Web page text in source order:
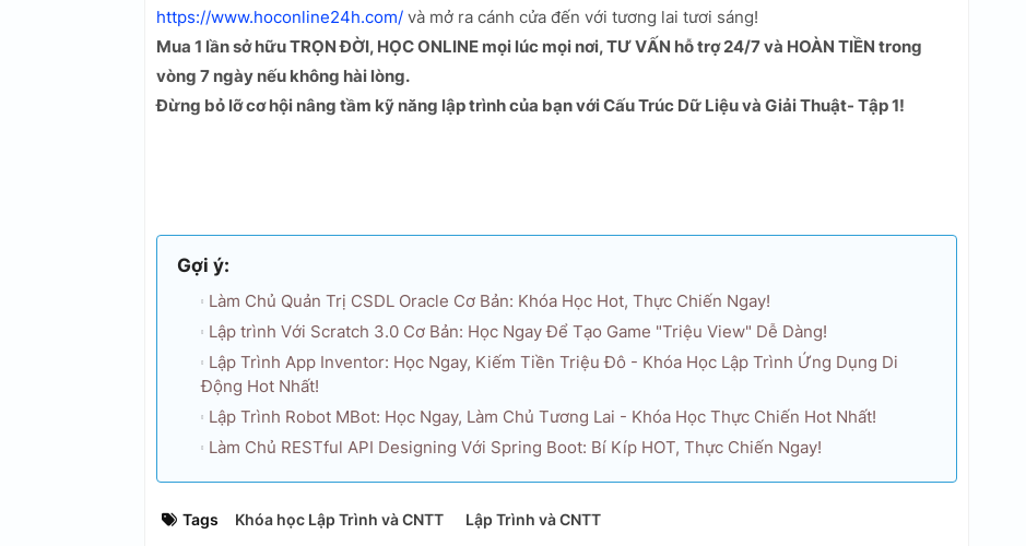
https://www.hoconline24h.com/ và mở ra cánh cửa đến với tương lai tươi sáng!
Mua 1 lần sở hữu TRỌN ĐỜI, HỌC ONLINE mọi lúc mọi nơi, TƯ VẤN hỗ trợ 24/7 và HOÀN TIỀN trong
vòng 7 ngày nếu không hài lòng.
Đừng bỏ lỡ cơ hội nâng tầm kỹ năng lập trình của bạn với Cấu Trúc Dữ Liệu và Giải Thuật- Tập 1!
Gợi ý:
Làm Chủ Quản Trị CSDL Oracle Cơ Bản: Khóa Học Hot, Thực Chiến Ngay!
Lập trình Với Scratch 3.0 Cơ Bản: Học Ngay Để Tạo Game "Triệu View" Dễ Dàng!
Lập Trình App Inventor: Học Ngay, Kiếm Tiền Triệu Đô - Khóa Học Lập Trình Ứng Dụng Di
Động Hot Nhất!
Lập Trình Robot MBot: Học Ngay, Làm Chủ Tương Lai - Khóa Học Thực Chiến Hot Nhất!
Làm Chủ RESTful API Designing Với Spring Boot: Bí Kíp HOT, Thực Chiến Ngay!
Tags Khóa học Lập Trình và CNTT Lập Trình và CNTT